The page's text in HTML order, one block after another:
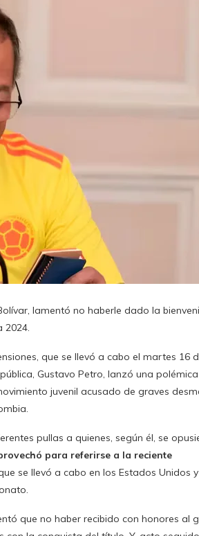
lamentó no haberle dado la
2024.
que se llevó a cabo el martes 16
Gustavo Petro, lanzó una polémica
juvenil acusado de graves
pullas a quienes, según él, se
para referirse a la reciente
se llevó a cabo en los Estados Unidos
que no haber recibido con honores al